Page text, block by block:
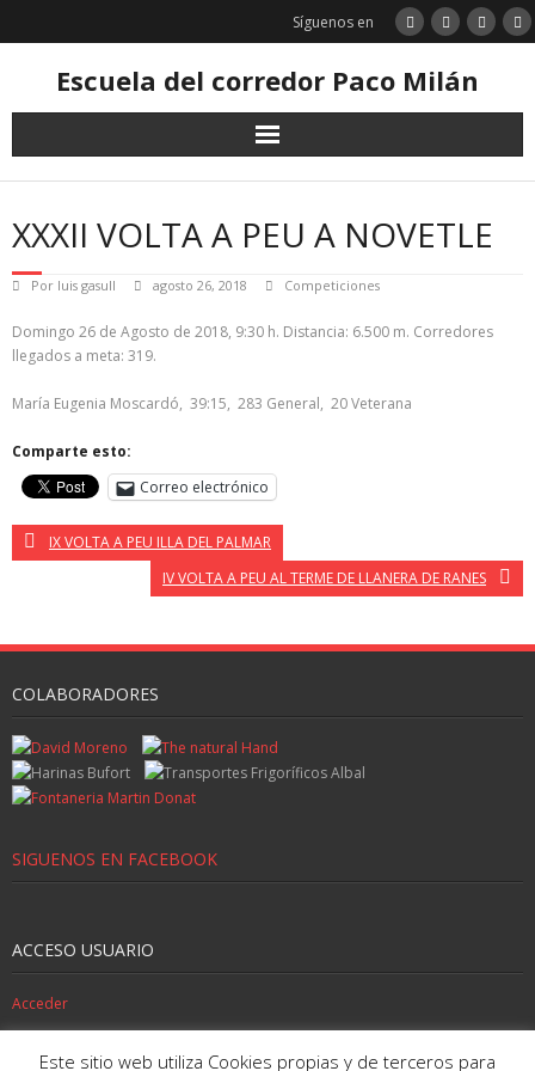
Síguenos en
Escuela del corredor Paco Milán
XXXII VOLTA A PEU A NOVETLE
Por luis gasull agosto 26, 2018 Competiciones
Domingo 26 de Agosto de 2018, 9:30 h. Distancia: 6.500 m. Corredores
llegados a meta: 319.
María Eugenia Moscardó, 39:15, 283 General, 20 Veterana
Comparte esto:
Correo electrónico
IX VOLTA A PEU ILLA DEL PALMAR
IV VOLTA A PEU AL TERME DE LLANERA DE RANES
COLABORADORES
SIGUENOS EN FACEBOOK
ACCESO USUARIO
Acceder
SIGUENOS EN TWITTER
Este sitio web utiliza Cookies propias y de terceros para